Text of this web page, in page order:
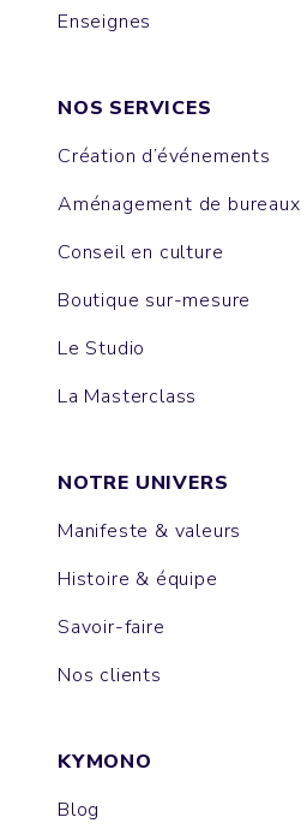
Enseignes
NOS SERVICES
Création d’événements
Aménagement de bureaux
Conseil en culture
Boutique sur-mesure
Le Studio
La Masterclass
NOTRE UNIVERS
Manifeste & valeurs
Histoire & équipe
Savoir-faire
Nos clients
KYMONO
Blog